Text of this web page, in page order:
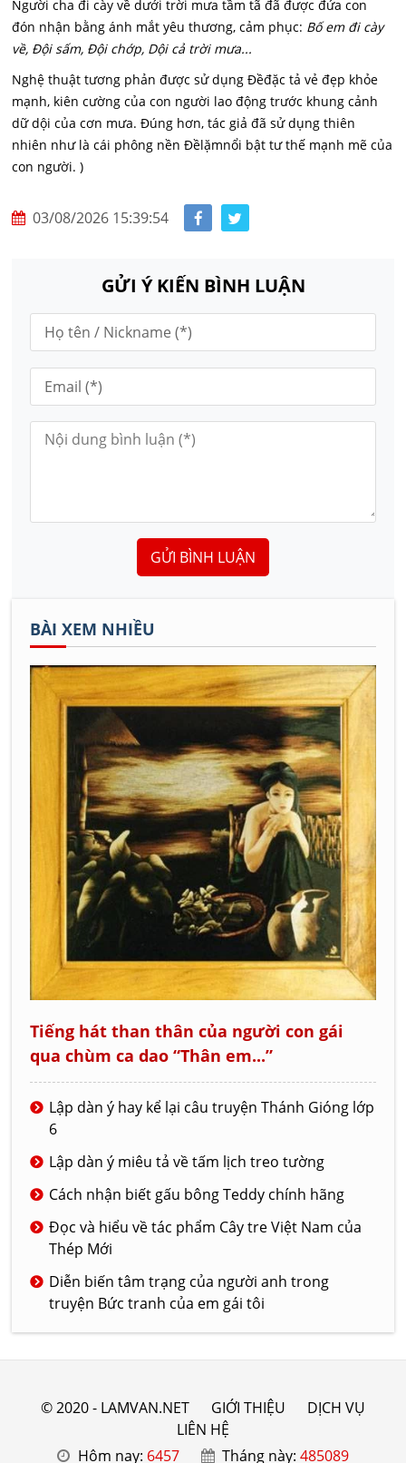
Người cha đi cày về dưới trời mưa tầm tã đã được đứa con
đón nhận bằng ánh mắt yêu thương, cảm phục: Bố em đi cày
về, Đội sấm, Đội chớp, Dội cả trời mưa...
Nghệ thuật tương phản được sử dụng Đềđặc tả vẻ đẹp khỏe
mạnh, kiên cường của con người lao động trước khung cảnh
dữ dội của cơn mưa. Đúng hơn, tác giả đã sử dụng thiên
nhiên như là cái phông nền Đềlặmnổi bật tư thế mạnh mẽ của
con người. )
03/08/2026 15:39:54
GỬI Ý KIẾN BÌNH LUẬN
GỬI BÌNH LUẬN
BÀI XEM NHIỀU
Tiếng hát than thân của người con gái
qua chùm ca dao “Thân em...”
Lập dàn ý hay kể lại câu truyện Thánh Gióng lớp
6
Lập dàn ý miêu tả về tấm lịch treo tường
Cách nhận biết gấu bông Teddy chính hãng
Đọc và hiểu về tác phẩm Cây tre Việt Nam của
Thép Mới
Diễn biến tâm trạng của người anh trong
truyện Bức tranh của em gái tôi
© 2020 - LAMVAN.NET GIỚI THIỆU
DỊCH VỤ
LIÊN HỆ
Hôm nay: 6457 Tháng này:485089